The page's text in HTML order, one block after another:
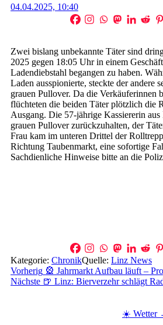
Posted
04.04.2025, 10:40
Zwei bislang unbekannte Täter sind
2025 gegen 18:05 Uhr in einem
Ladendiebstahl begangen zu haben.
Laden ausspionierte, steckte der andere
grauen Pullover. Da die Verkäuferinnen
flüchteten die beiden Täter plötzlich die
Ausgang. Die 57-jährige Kassiererin
grauen Pullover zurückzuhalten, der
Frau kam im unteren Drittel der
Richtung Taubenmarkt, eine sofortige
Sachdienliche Hinweise bitte an die
Kategorie: ChronikQuelle: Linz News
Beitragsnavigation
Vorherig 🎡 Jahrmarkt Aufbau läuft –
Nächste 🍺 Linz: Bierverzehr schlägt
☀️ Wetter